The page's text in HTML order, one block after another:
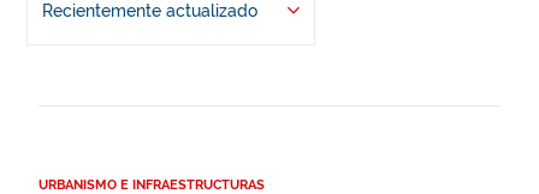
Recientemente actualizado
URBANISMO E INFRAESTRUCTURAS